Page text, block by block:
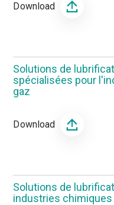
Download
Solutions de
spécialisées pour
gaz
Download
Solutions de
industries